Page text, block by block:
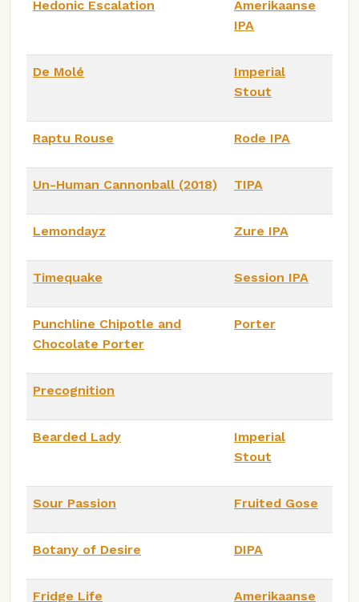
Hedonic Escalation
Amerikaanse
IPA
De Molé
Imperial
Stout
Raptu Rouse Rode IPA
Un-Human Cannonball (2018) TIPA
Lemondayz Zure IPA
Timequake Session IPA
Punchline Chipotle and
Chocolate Porter
Porter
Precognition
Bearded Lady
Imperial
Stout
Sour Passion Fruited Gose
Botany of Desire DIPA
Fridge Life
Amerikaanse